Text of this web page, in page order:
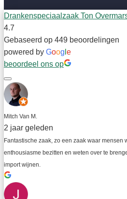
Drankenspeciaalzaak Ton
4.7
Gebaseerd op 449 beoordelingen
powered by Goog e
beoordeel ons op
Mitch Van M.
2 jaar geleden
Fantastische zaak, zo een zaak waar mensen
enthousiasme bezitten en weten over te
import wijnen.